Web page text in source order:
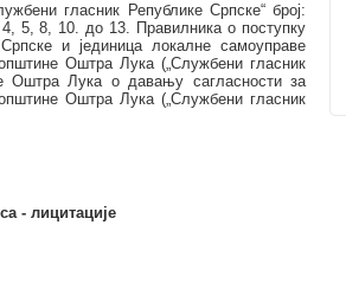
гласник Републике Српске“ број:
5, 8, 10. до 13. Правилника о поступку
и јединица локалне самоуправе
Оштра Лука („Службени гласник
Оштра Лука о давању сагласности за
Оштра Лука („Службени гласник
- лицитације